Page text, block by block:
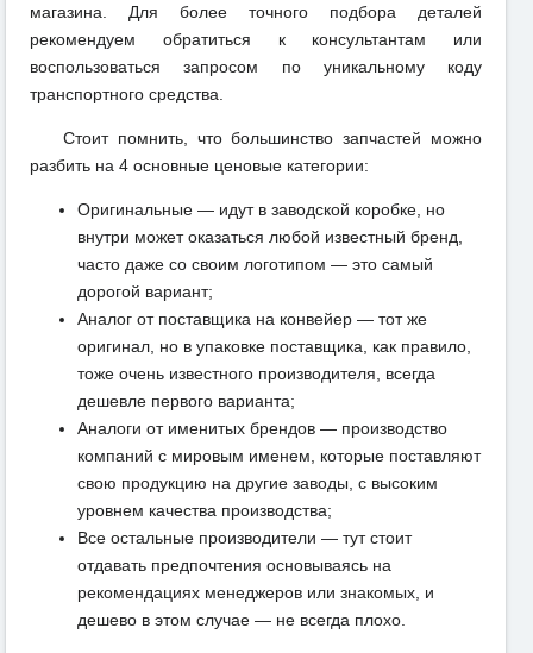
магазина. Для более точного подбора деталей
рекомендуем обратиться к консультантам или
воспользоваться запросом по уникальному коду
транспортного средства.
Стоит помнить, что большинство запчастей можно
разбить на 4 основные ценовые категории:
Оригинальные — идут в заводской коробке, но
внутри может оказаться любой известный бренд,
часто даже со своим логотипом — это самый
дорогой вариант;
Аналог от поставщика на конвейер — тот же
оригинал, но в упаковке поставщика, как правило,
тоже очень известного производителя, всегда
дешевле первого варианта;
Аналоги от именитых брендов — производство
компаний с мировым именем, которые поставляют
свою продукцию на другие заводы, с высоким
уровнем качества производства;
Все остальные производители — тут стоит
отдавать предпочтения основываясь на
рекомендациях менеджеров или знакомых, и
дешево в этом случае — не всегда плохо.